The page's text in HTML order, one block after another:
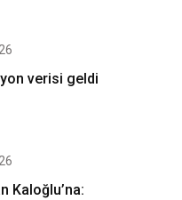
verisi geldi
Kaloğlu’na: